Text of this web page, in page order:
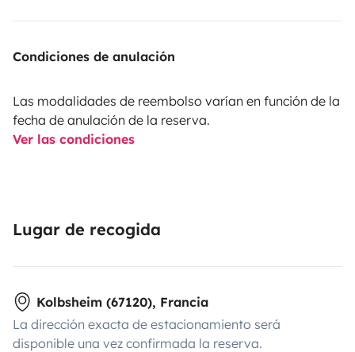
Condiciones de anulación
Las modalidades de reembolso varían en función de la
fecha de anulación de la reserva.
Ver las condiciones
Lugar de recogida
Kolbsheim (67120), Francia
La dirección exacta de estacionamiento será
disponible una vez confirmada la reserva.